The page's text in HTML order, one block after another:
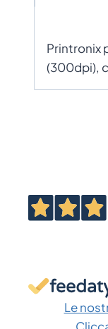
Printronix
(300dpi),
Le